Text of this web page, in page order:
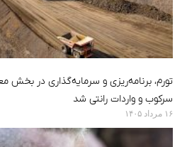
تورم، برنامه‌ریزی و سرمایه‌گذاری در بخش
سرکوب و واردات رانتی شد
۱۶ مرداد ۱۴۰۵